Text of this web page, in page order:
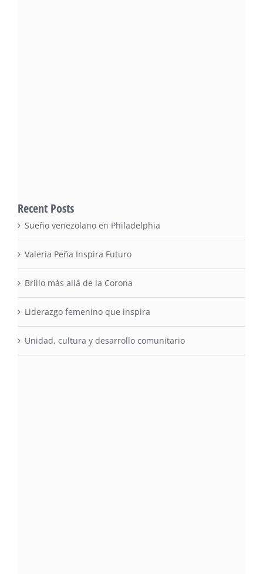
Recent Posts
Sueño venezolano en Philadelphia
Valeria Peña Inspira Futuro
Brillo más allá de la Corona
Liderazgo femenino que inspira
Unidad, cultura y desarrollo comunitario